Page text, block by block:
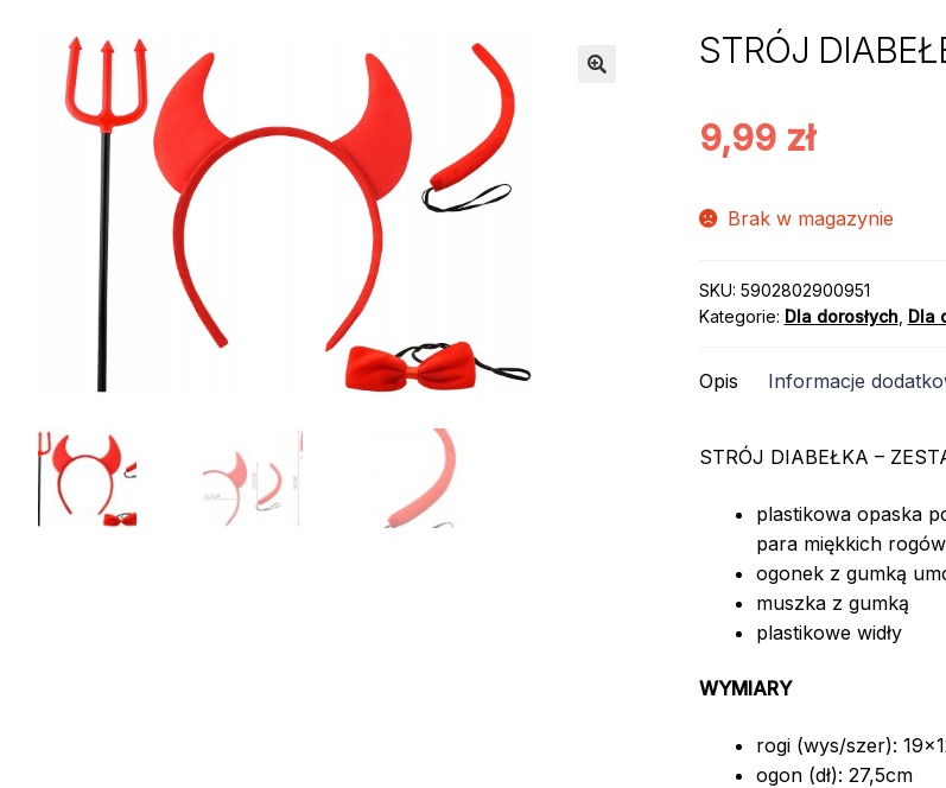
STRÓJ
9,99 zł
Brak w magazynie
SKU: 5902802900951
Kategorie: Dla dorosłych, Dla
Opis Informacje
STRÓJ DIABEŁKA –
plastikowa opaska
para miękkich rogów
ogonek z gumką
muszka z gumką
plastikowe widły
WYMIARY
rogi (wys/szer):
ogon (dł): 27,5cm